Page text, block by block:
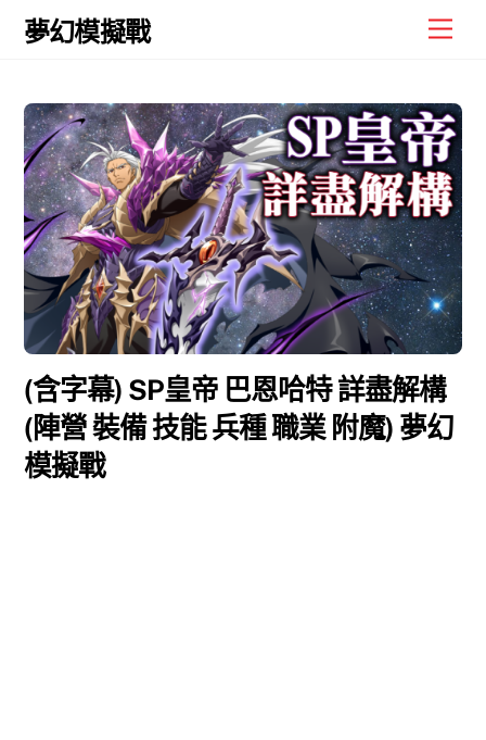
Skip
夢幻模擬戰
(含字幕) SP皇帝 巴恩哈特 詳盡解構
(陣營 裝備 技能 兵種 職業 附魔) 夢幻
模擬戰